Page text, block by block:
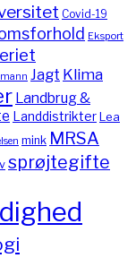
Covid-19
Eksport
Jagt Klima
Landbrug &
LanddistrikterLea
mink MRSA
sprøjtegifte